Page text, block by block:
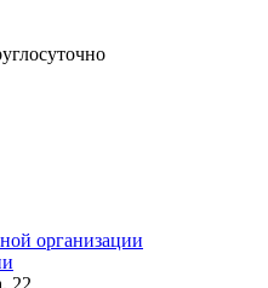
организации
22